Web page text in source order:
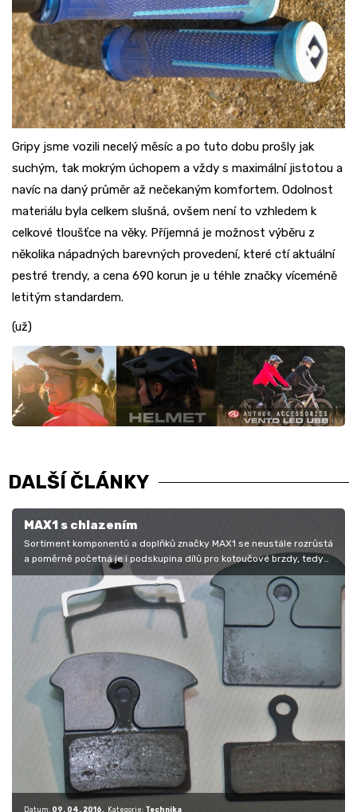
Gripy jsme vozili necelý měsíc a po tuto dobu prošly jak
suchým, tak mokrým úchopem a vždy s maximální jistotou a
navíc na daný průměr až nečekaným komfortem. Odolnost
materiálu byla celkem slušná, ovšem není to vzhledem k
celkové tloušťce na věky. Příjemná je možnost výběru z
několika nápadných barevných provedení, které ctí aktuální
pestré trendy, a cena 690 korun je u téhle značky víceméně
letitým standardem.
(už)
DALŠÍ ČLÁNKY
MAX1 s chlazením
Sortiment komponentů a doplňků značky MAX1 se neustále rozrůstá
a poměrně početná je i podskupina dílů pro kotoučové brzdy, tedy
adaptérů,…
Datum: 09. 04. 2016 Kategorie: Technika